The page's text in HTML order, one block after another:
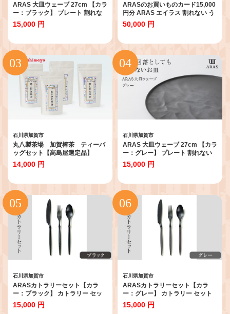
ARAS 大皿ウェーブ 27cm 【カラ
ー：ブラック】 プレート 割れな
い 保証付き ARAS エイラス 色が
選べる 皿 食器 うつわ 贈り物 ギフ
15,000 円
ARASのお買いものカード15,000
円分 ARAS エイラス 割れない う
つわ 贈り物 ギフト カタログギフ
ト 5万円 50000円 aras ふるさと
50,000 円
石川県加賀市
丸八製茶場 加賀棒茶 ティーバ
ッグセット【高島屋選定品】
［60C0670］ F6P-3205
14,000 円
石川県加賀市
ARAS 大皿ウェーブ 27cm 【カラ
ー：グレー】 プレート 割れない
保証付き ARAS エイラス 色が選
べる 皿 食器 うつわ 贈り物 ギフト
15,000 円
石川県加賀市
ARASカトラリーセット【カラ
ー：ブラック】 カトラリー セッ
ト フォーク スプーン ナイフ 割れ
ない 保証付き ARAS エイラス 色
15,000 円
石川県加賀市
ARASカトラリーセット【カラ
ー：グレー】 カトラリー セット
フォーク スプーン ナイフ 割れな
い 保証付き ARAS エイラス 色が
15,000 円